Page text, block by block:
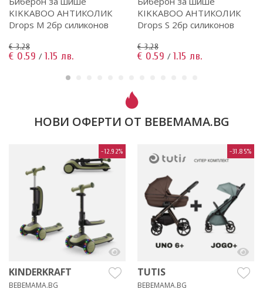
KIKKABOO АНТИКОЛИК
Drops M 2бр силиконов
€ 3.28
€ 0.59 / 1.15 лв.
KIKKABOO АНТИКОЛИК
Drops S 2бр силиконов
€ 3.28
€ 0.59 / 1.15 лв.
НОВИ ОФЕРТИ ОТ BEBEMAMA.BG
-12.92%
KINDERKRAFT
BEBEMAMA.BG
-31.85%
TUTIS
BEBEMAMA.BG